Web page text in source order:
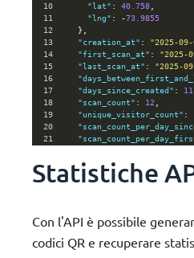
Statistiche
Con l'API è possibile
codici QR e recuperare
10
"lat" : 40.758,
11
"lng" : -73.9855
12
},
13
"creation_at" : "2025-
14
"first_scan_at" : "2025-
15
"last_scan_at" : "2025-
16
17
"days_since_created" :
18
"scan_count" : 12,
19
"unique_visitor_count" :
20
21
23
"items" : [
24
{
29
"country_code": "IT",